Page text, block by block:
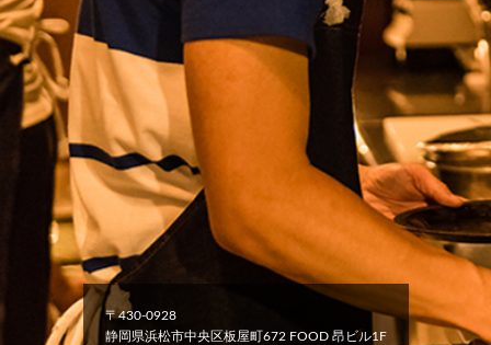
〒430-0928
静岡県浜松市中央区板屋町672 FOOD 昂ビル1F